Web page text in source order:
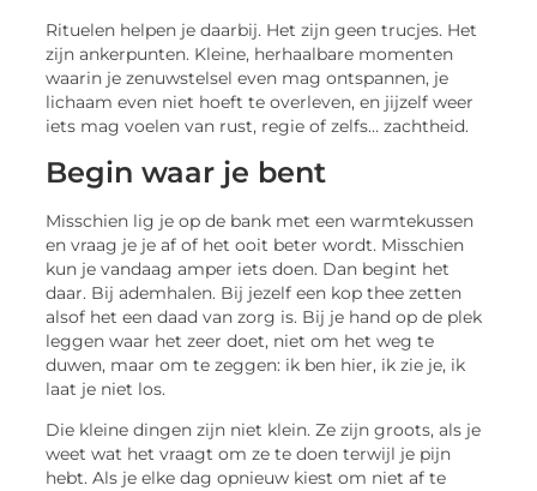
Rituelen helpen je daarbij. Het zijn geen trucjes. Het
zijn ankerpunten. Kleine, herhaalbare momenten
waarin je zenuwstelsel even mag ontspannen, je
lichaam even niet hoeft te overleven, en jijzelf weer
iets mag voelen van rust, regie of zelfs… zachtheid.
Begin waar je bent
Misschien lig je op de bank met een warmtekussen
en vraag je je af of het ooit beter wordt. Misschien
kun je vandaag amper iets doen. Dan begint het
daar. Bij ademhalen. Bij jezelf een kop thee zetten
alsof het een daad van zorg is. Bij je hand op de plek
leggen waar het zeer doet, niet om het weg te
duwen, maar om te zeggen: ik ben hier, ik zie je, ik
laat je niet los.
Die kleine dingen zijn niet klein. Ze zijn groots, als je
weet wat het vraagt om ze te doen terwijl je pijn
hebt. Als je elke dag opnieuw kiest om niet af te